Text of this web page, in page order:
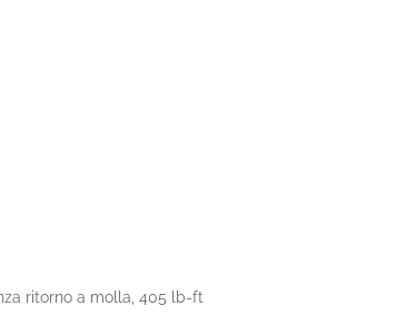
ritorno a molla, 405 lb-ft